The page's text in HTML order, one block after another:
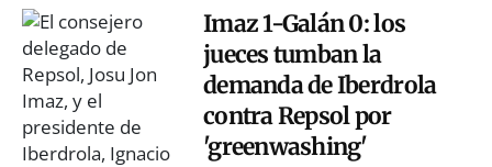
Imaz 1-Galán 0: los
jueces tumban la
demanda de Iberdrola
contra Repsol por
'greenwashing'